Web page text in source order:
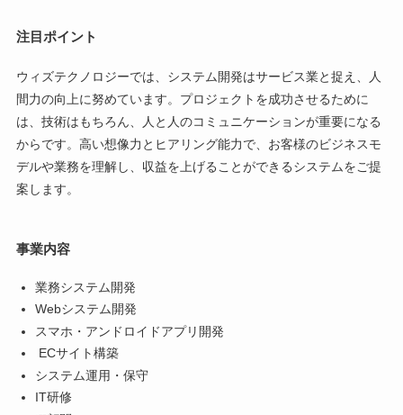
注目ポイント
ウィズテクノロジーでは、システム開発はサービス業と捉え、人
間力の向上に努めています。プロジェクトを成功させるために
は、技術はもちろん、人と人のコミュニケーションが重要になる
からです。高い想像力とヒアリング能力で、お客様のビジネスモ
デルや業務を理解し、収益を上げることができるシステムをご提
案します。
事業内容
業務システム開発
Webシステム開発
スマホ・アンドロイドアプリ開発
ECサイト構築
システム運用・保守
IT研修